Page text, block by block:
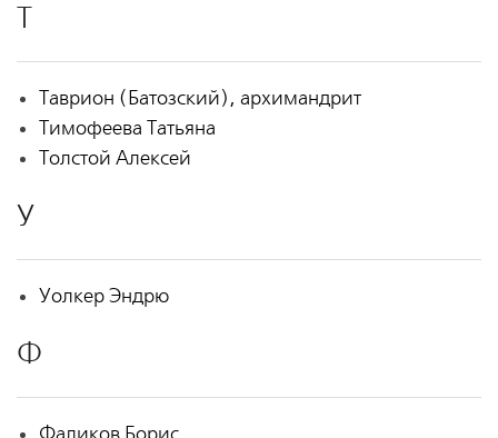
Т
Таврион (Батозский), архимандрит
Тимофеева Татьяна
Толстой Алексей
У
Уолкер Эндрю
Ф